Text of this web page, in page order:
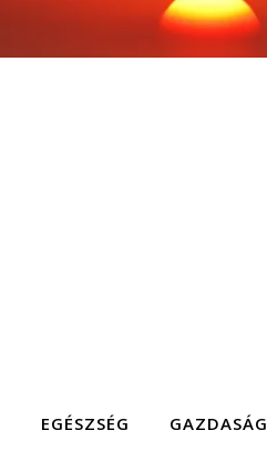
EGÉSZSÉG GAZDASÁG